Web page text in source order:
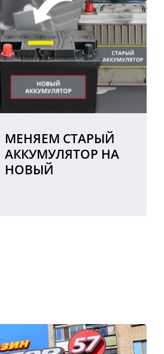
МЕНЯЕМ СТАРЫЙ
АККУМУЛЯТОР НА
НОВЫЙ